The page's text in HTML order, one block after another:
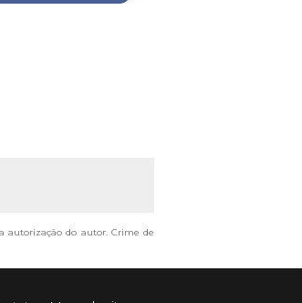
autorização do autor. Crime de